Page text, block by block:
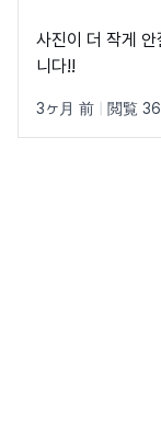
사진이 더 작게
니다!!
3ヶ月 前 閲覧